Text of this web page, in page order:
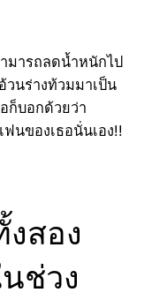
มารถลดน้ำหนักไป
นร่างท้วมมาเป็น
ก็บอกด้วยว่า
นของเธอนั่นเอง!!
สอง
ช่วง